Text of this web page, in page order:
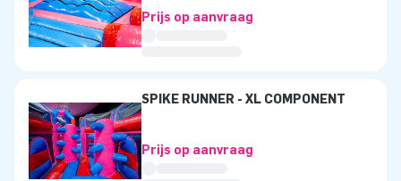
Prijs op aanvraag
SPIKE RUNNER - XL COMPONENT
Prijs op aanvraag